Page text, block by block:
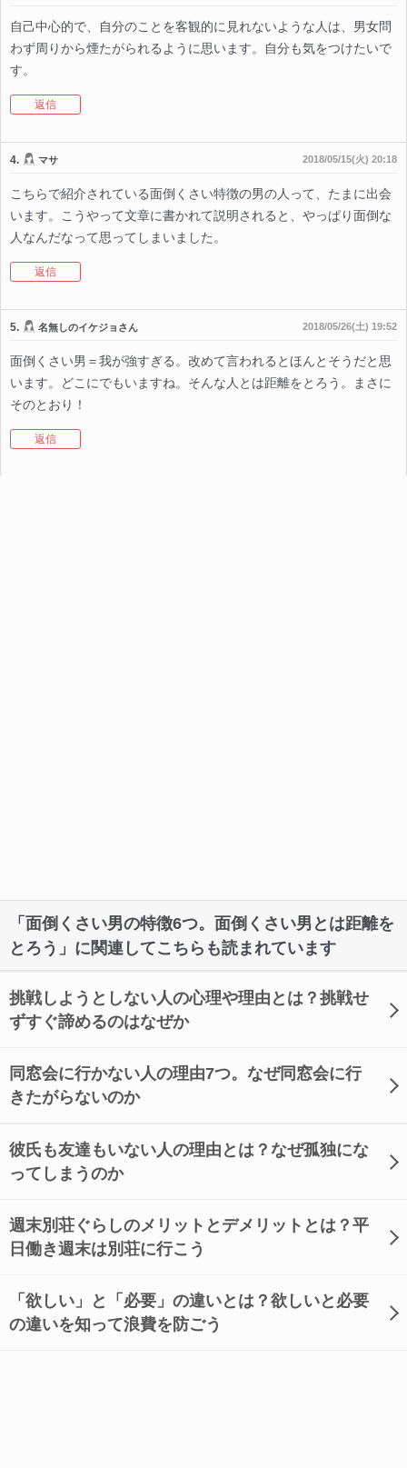
自己中心的で、自分のことを客観的に見れないような人は、男女問
わず周りから煙たがられるように思います。自分も気をつけたいで
す。
返信
4. マサ 2018/05/15(火) 20:18
こちらで紹介されている面倒くさい特徴の男の人って、たまに出会
います。こうやって文章に書かれて説明されると、やっぱり面倒な
人なんだなって思ってしまいました。
返信
5. 名無しのイケジョさん 2018/05/26(土) 19:52
面倒くさい男＝我が強すぎる。改めて言われるとほんとそうだと思
います。どこにでもいますね。そんな人とは距離をとろう。まさに
そのとおり！
返信
「面倒くさい男の特徴6つ。面倒くさい男とは距離を
とろう」に関連してこちらも読まれています
挑戦しようとしない人の心理や理由とは？挑戦せ
ずすぐ諦めるのはなぜか
同窓会に行かない人の理由7つ。なぜ同窓会に行
きたがらないのか
彼氏も友達もいない人の理由とは？なぜ孤独にな
ってしまうのか
週末別荘ぐらしのメリットとデメリットとは？平
日働き週末は別荘に行こう
「欲しい」と「必要」の違いとは？欲しいと必要
の違いを知って浪費を防ごう